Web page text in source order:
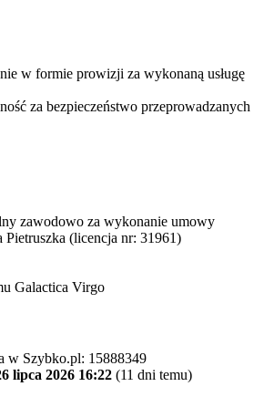
w formie prowizji za wykonaną usługę
za bezpieczeństwo przeprowadzanych
zawodowo za wykonanie umowy
Pietruszka (licencja nr: 31961)
Galactica Virgo
w Szybko.pl: 15888349
lipca 2026 16:22 (11 dni temu)